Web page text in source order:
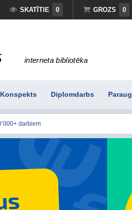
SKATĪTIE 0 GROZS 0
interneta bibliotēka
Konspekts Diplomdarbs